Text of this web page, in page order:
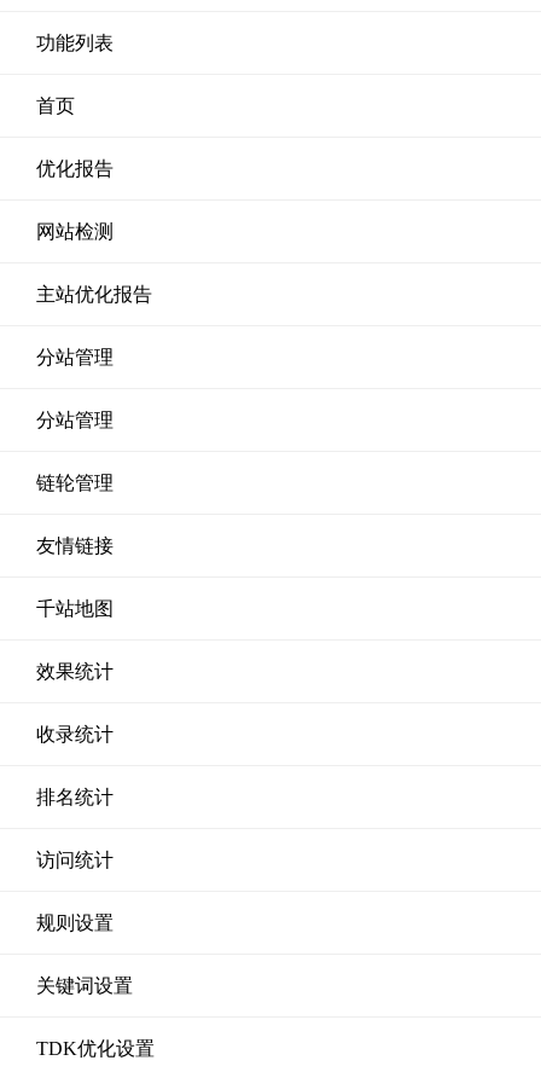
功能列表
首页
优化报告
网站检测
主站优化报告
分站管理
分站管理
链轮管理
友情链接
千站地图
效果统计
收录统计
排名统计
访问统计
规则设置
关键词设置
TDK优化设置